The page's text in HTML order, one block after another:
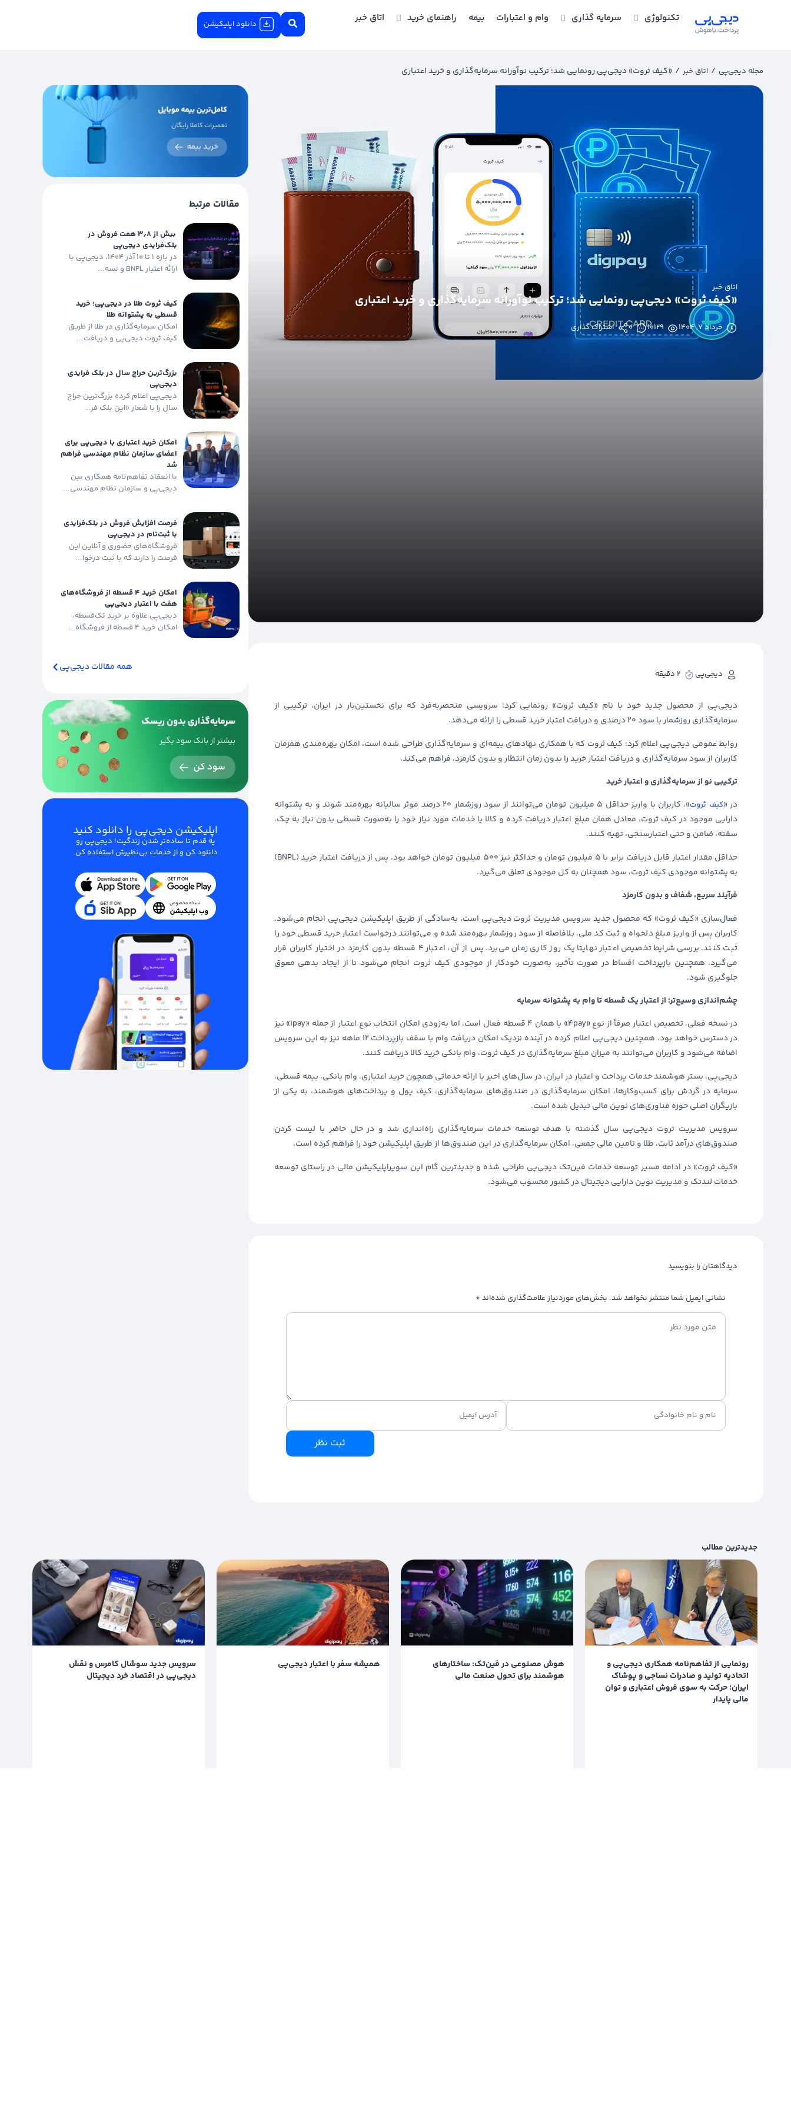
تکنولوژی سرمایه گذاری وام و اعتبارات بیمه راهنمای خرید اتاق خبر دانلود اپلیکیشن
مجله دیجی‌پی / اتاق خبر / «کیف ثروت» دیجی‌پی رونمایی شد؛ ترکیب نوآورانه سرمایه‌گذاری و خرید اعتباری
اتاق خبر
«کیف ثروت» دیجی‌پی رونمایی شد؛ ترکیب نوآورانه سرمایه‌گذاری و خرید اعتباری
خرداد ۷, ۱۴۰۴ 10129
0 اشتراک گذاری
دیجی‌پی 2 دقیقه
دیجی‌پی از محصول جدید خود با نام «کیف ثروت» رونمایی کرد؛ سرویسی منحصر‌به‌فرد که برای نخستین‌بار در ایران، ترکیبی از
سرمایه‌گذاری روزشمار با سود ۲۰ درصدی و دریافت اعتبار خرید قسطی را ارائه می‌دهد.
روابط عمومی دیجی‌پی اعلام کرد: کیف ثروت که با همکاری نهادهای بیمه‌ای و سرمایه‌گذاری طراحی شده است، امکان بهره‌مندی همزمان
کاربران از سود سرمایه‌گذاری و دریافت اعتبار خرید را بدون زمان انتظار و بدون کارمزد، فراهم می‌کند.
ترکیبی نو از سرمایه‌گذاری و اعتبار خرید
در «کیف ثروت
»، کاربران با واریز حداقل ۵ میلیون تومان می‌توانند از سود روزشمار ۲۰ درصد موثر سالیانه بهره‌مند شوند و به پشتوانه
دارایی موجود در کیف ثروت، معادل همان مبلغ اعتبار دریافت کرده و کالا یا خدمات مورد نیاز خود را به‌صورت قسطی بدون نیاز به چک،
سفته، ضامن و حتی اعتبارسنجی، تهیه کنند.
حداقل مقدار اعتبار قابل دریافت برابر با 5 میلیون تومان و حداکثر نیز ۵۰۰ میلیون تومان خواهد بود. پس از دریافت اعتبار خرید (BNPL)
به پشتوانه موجودی کیف ثروت، سود همچنان به کل موجودی تعلق می‌گیرد.
فرآیند سریع، شفاف و بدون کارمزد
فعال‌سازی «کیف ثروت» که محصول جدید سرویس مدیریت ثروت دیجی‌پی است، به‌سادگی از طریق اپلیکیشن دیجی‌پی انجام می‌شود.
کاربران پس از واریز مبلغ دلخواه و ثبت کد ملی، بلافاصله از سود روزشمار بهره‌مند شده و می‌توانند درخواست اعتبار خرید قسطی خود را
ثبت کنند. بررسی شرایط تخصیص اعتبار نهایتا یک روز کاری زمان می‌برد. پس از آن، اعتبار ۴ قسطه بدون کارمزد در اختیار کاربران قرار
می‌گیرد. همچنین بازپرداخت اقساط در صورت تأخیر، به‌صورت خودکار از موجودی کیف ثروت انجام می‌شود تا از ایجاد بدهی معوق
جلوگیری شود.
چشم‌اندازی وسیع‌تر؛ از اعتبار یک قسطه تا وام به پشتوانه سرمایه
در نسخه فعلی، تخصیص اعتبار صرفاً از نوع «4pay» یا همان ۴ قسطه فعال است، اما به‌زودی امکان انتخاب نوع اعتبار از جمله «1pay» نیز
در دسترس خواهد بود. همچنین دیجی‌پی اعلام کرده در آینده نزدیک امکان دریافت وام با سقف بازپرداخت ۱۲ ماهه نیز به این سرویس
اضافه می‌شود و کاربران می‌توانند به میزان مبلغ سرمایه‌گذاری در کیف ثروت، وام بانکی خرید کالا دریافت کنند.
دیجی‌پی، بستر هوشمند خدمات پرداخت و اعتبار در ایران، در سال‌های اخیر با ارائه خدماتی همچون خرید اعتباری، وام بانکی، بیمه قسطی،
سرمایه‌ در گردش برای کسب‌و‌کارها، امکان سرمایه‌گذاری در صندوق‌های سرمایه‌گذاری، کیف پول و پرداخت‌های هوشمند، به یکی از
بازیگران اصلی حوزه فناوری‌های نوین مالی تبدیل شده است.
سرویس مدیریت ثروت دیجی‌پی سال گذشته با هدف توسعه خدمات سرمایه‌گذاری راه‌اندازی شد و در حال حاضر با لیست کردن
صندوق‌های درآمد ثابت، طلا و تامین مالی جمعی، امکان سرمایه‌گذاری در این صندوق‌ها از طریق اپلیکیشن خود را فراهم کرده است.
«کیف ثروت» در ادامه مسیر توسعه خدمات فین‌تک دیجی‌پی طراحی شده و جدیدترین گام این سوپراپلیکیشن مالی در راستای توسعه
خدمات لندتک و مدیریت نوین دارایی دیجیتال در کشور محسوب می‌شود.
دیدگاهتان را بنویسید
نشانی ایمیل شما منتشر نخواهد شد. بخش‌های موردنیاز علامت‌گذاری شده‌اند *
ثبت نظر
مقالات مرتبط
بیش از ۳٫۸ همت فروش در
بلک‌فرایدی دیجی‌پی
در بازه ۱ تا ۱۰ آذر ۱۴۰۴، دیجی‌پی با
ارائه اعتبار BNPL و تسه...
کیف ثروت طلا در دیجی‌پی؛ خرید
قسطی به پشتوانه طلا
امکان سرمایه‌گذاری در طلا از طریق
کیف ثروت دیجی‌‌پی و دریافت...
بزرگ‌ترین حراج سال در بلک فرایدی
دیجی‌پی
دیجی‌پی اعلام کرده بزرگ‌ترین حراج
سال را با شعار «این بلک فر...
امکان خرید اعتباری با دیجی‌پی برای
اعضای سازمان نظام مهندسی فراهم
شد
با انعقاد تفاهم‌نامه همکاری بین
دیجی‌پی و سازمان نظام مهندسی...
فرصت افزایش فروش در بلک‌فرایدی
با ثبت‌نام در دیجی‌پی
فروشگاه‌های حضوری و آنلاین این
فرصت را دارند که با ثبت درخوا...
امکان خرید ۴ قسطه از فروشگاه‌های
هفت با اعتبار دیجی‌پی
دیجی‌پی علاوه بر خرید تک‌قسطه،
امکان خرید ۴ قسطه از فروشگاه‌...
همه مقالات دیجی‌پی
اپلیکیشن دیجی‌پی را دانلود کنید
یه قدم تا ساده‌تر شدن زندگیت! دیجی‌پی رو
دانلود کن و از خدمات بی‌نظیرش استفاده کن.
جدیدترین مطالب
رونمایی از تفاهم‌نامه همکاری دیجی‌پی و
اتحادیه تولید و صادرات نساجی و پوشاک
ایران؛ حرکت به سوی فروش اعتباری و توان
مالی پایدار
هوش مصنوعی در فین‌تک: ساختارهای
هوشمند برای تحول صنعت مالی
همیشه سفر با اعتبار دیجی‌پی
سرویس جدید سوشال کامرس و نقش
دیجی‌پی در اقتصاد خرد دیجیتال